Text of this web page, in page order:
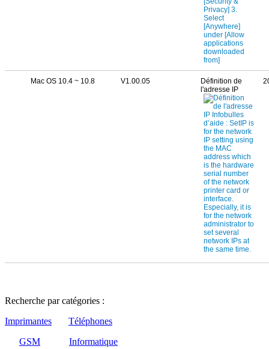
Mac OS 10.4 ~ 10.8 V1.00.05
Définition de
l'adresse IP
Recherche par catégories :
Imprimantes
Téléphones
GSM
Informatique